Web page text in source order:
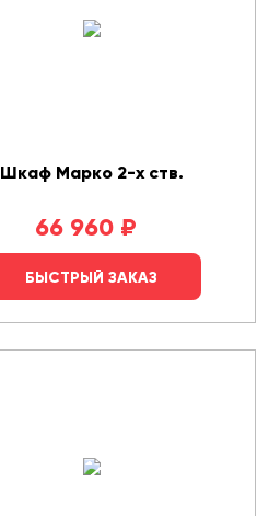
Шкаф Марко 2-х ств.
66 960 ₽
БЫСТРЫЙ ЗАКАЗ